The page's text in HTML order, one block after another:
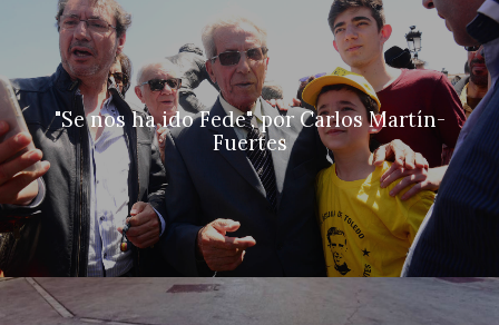
"Se nos ha ido Fede", por Carlos Martín-
Fuertes